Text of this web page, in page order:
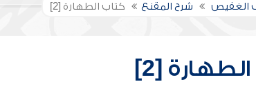
الغفيص شرح المقنع كتاب الطهارة [2]
[2]